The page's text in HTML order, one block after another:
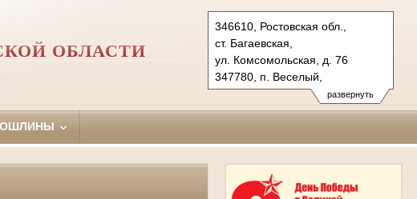
развернуть
346610, Ростовская обл.,
ст. Багаевская,
ул. Комсомольская, д. 76
347780, п. Веселый,
пер. Комсомольский, д. 51
Тел.: (86357) 3-36-33, 3-31-53,
bagaevsky.ros@sudrf.ru
показать на карте
ОБЛАСТИ